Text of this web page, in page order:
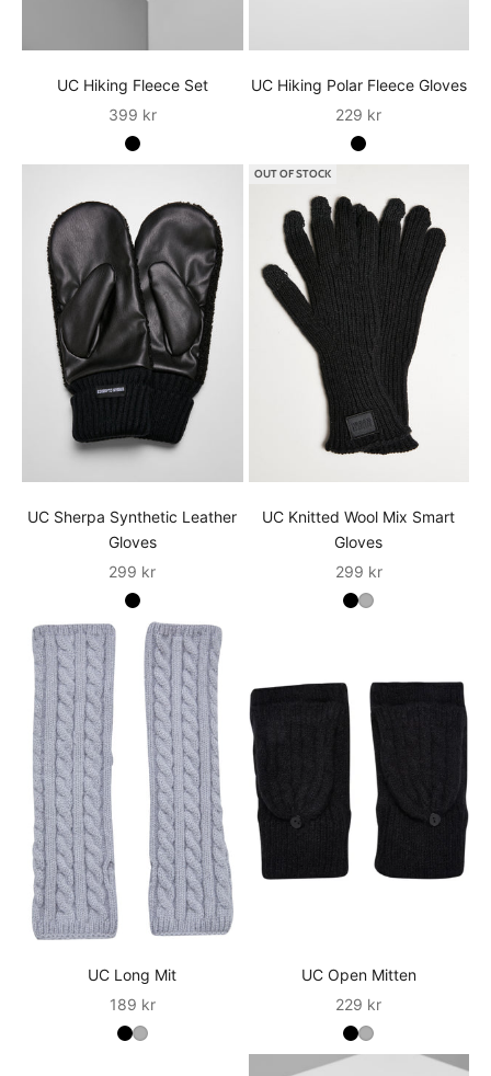
UC Hiking Fleece Set
Sale
399 kr
UC Hiking Polar Fleece Gloves
Sale
229 kr
UC Sherpa Synthetic Leather
Gloves
Sale
299 kr
OUT OF STOCK
UC Knitted Wool Mix Smart
Gloves
Sale
299 kr
UC Long Mit
Sale
189 kr
UC Open Mitten
Sale
229 kr